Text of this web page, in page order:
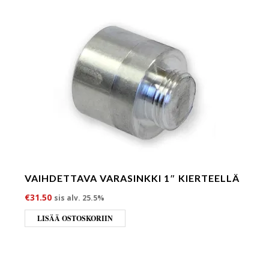
VAIHDETTAVA VARASINKKI 1″ KIERTEELLÄ
€31.50 sis alv. 25.5%
LISÄÄ OSTOSKORIIN